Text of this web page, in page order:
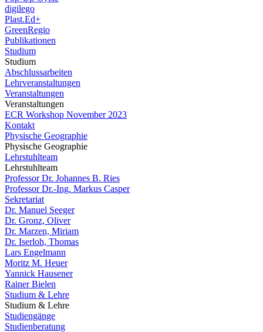
digilego
Plast.Ed+
GreenRegio
Publikationen
Studium
Studium
Abschlussarbeiten
Lehrveranstaltungen
Veranstaltungen
Veranstaltungen
ECR Workshop November 2023
Kontakt
Physische Geographie
Physische Geographie
Lehrstuhlteam
Lehrstuhlteam
Professor Dr. Johannes B. Ries
Professor Dr.-Ing. Markus Casper
Sekretariat
Dr. Manuel Seeger
Dr. Gronz, Oliver
Dr. Marzen, Miriam
Dr. Iserloh, Thomas
Lars Engelmann
Moritz M. Heuer
Yannick Hausener
Rainer Bielen
Studium & Lehre
Studium & Lehre
Studiengänge
Studienberatung